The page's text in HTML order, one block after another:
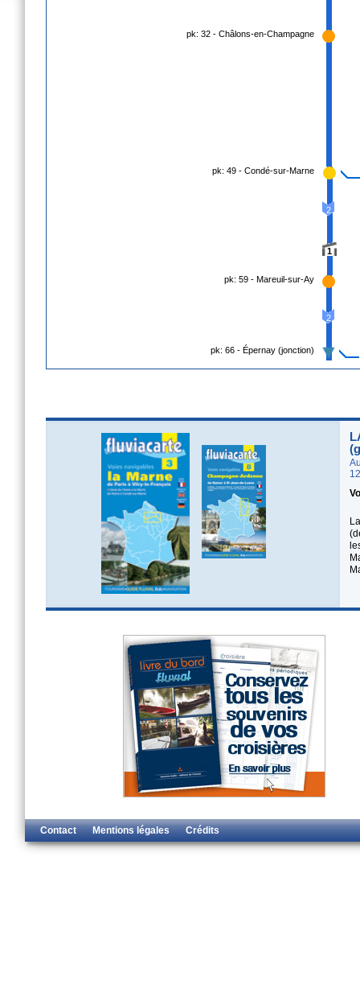
pk: 32 - Châlons-en-Champagne
pk: 49 - Condé-sur-Marne
2
1
pk: 59 - Mareuil-sur-Ay
2
pk: 66 - Épernay (jonction)
Contact Mentions légales Crédits